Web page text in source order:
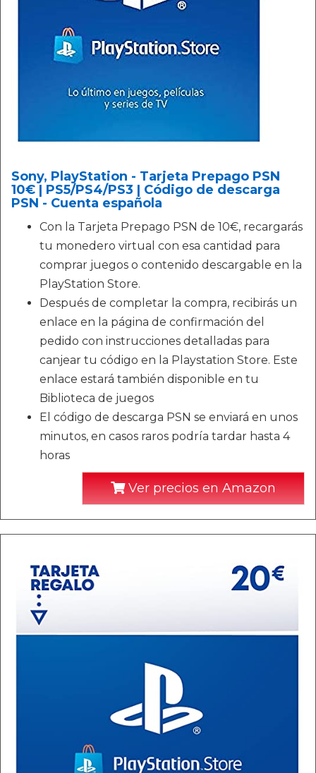
Sony, PlayStation - Tarjeta Prepago PSN
10€ | PS5/PS4/PS3 | Código de descarga
PSN - Cuenta española
Con la Tarjeta Prepago PSN de 10€, recargarás
tu monedero virtual con esa cantidad para
comprar juegos o contenido descargable en la
PlayStation Store.
Después de completar la compra, recibirás un
enlace en la página de confirmación del
pedido con instrucciones detalladas para
canjear tu código en la Playstation Store. Este
enlace estará también disponible en tu
Biblioteca de juegos
El código de descarga PSN se enviará en unos
minutos, en casos raros podría tardar hasta 4
horas
Ver precios en Amazon